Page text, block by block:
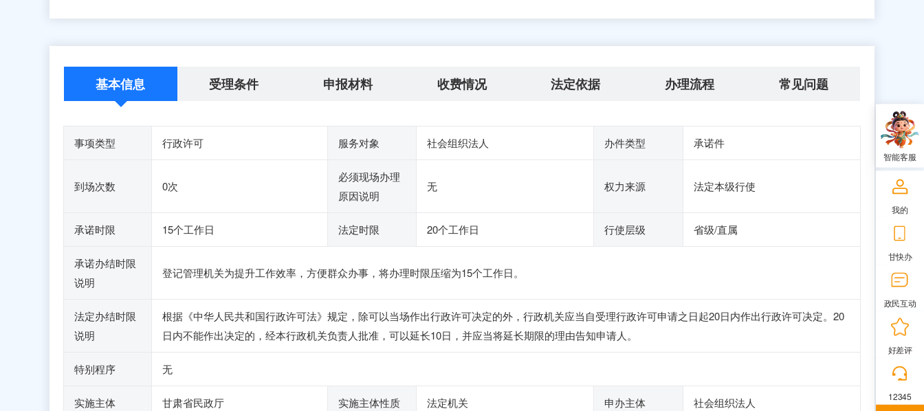
基本信息 受理条件 申报材料 收费情况 法定依据 办理流程 常见问题
事项类型 行政许可 服务对象 社会组织法人 办件类型 承诺件
到场次数 0次
必须现场办理
原因说明
无 权力来源 法定本级行使
承诺时限 15个工作日 法定时限 20个工作日 行使层级 省级/直属
承诺办结时限
说明
登记管理机关为提升工作效率，方便群众办事，将办理时限压缩为15个工作日。
法定办结时限
说明
根据《中华人民共和国行政许可法》规定，除可以当场作出行政许可决定的外，行政机关应当自受理行政许可申请之日起‌20日内‌作出行政许可决定。20
日内不能作出决定的，经本行政机关负责人批准，可以延长10日，并应当将延长期限的理由告知申请人。
特别程序 无
实施主体 甘肃省民政厅 实施主体性质 法定机关 申办主体 社会组织法人
智能客服
我的
甘快办
政民互动
好差评
12345